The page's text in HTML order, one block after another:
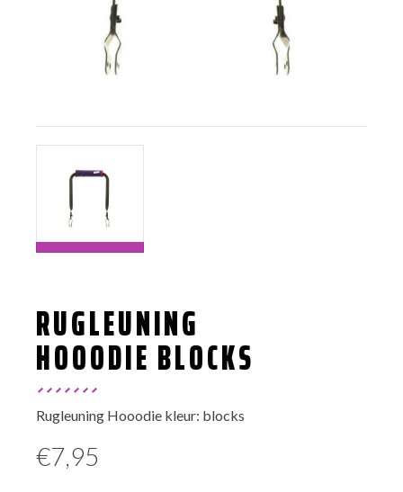
RUGLEUNING
HOOODIE BLOCKS
Rugleuning Hooodie kleur: blocks
€7,95